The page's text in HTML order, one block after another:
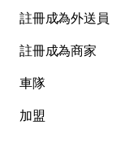
註冊成為外送員
註冊成為商家
車隊
加盟